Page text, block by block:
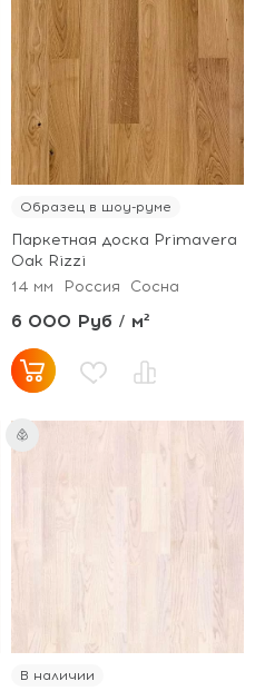
Образец в шоу-руме
Паркетная доска Primavera
Oak Rizzi
14 мм
Россия Сосна
6 000 Руб / м²
В наличии